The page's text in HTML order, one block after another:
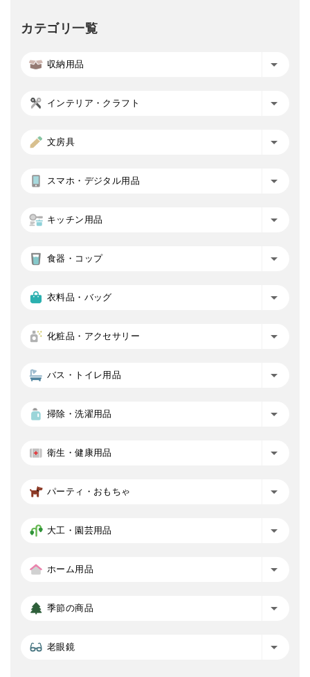
カテゴリ一覧
収納用品
インテリア・クラフト
文房具
スマホ・デジタル用品
キッチン用品
食器・コップ
衣料品・バッグ
化粧品・アクセサリー
バス・トイレ用品
掃除・洗濯用品
衛生・健康用品
パーティ・おもちゃ
大工・園芸用品
ホーム用品
季節の商品
老眼鏡